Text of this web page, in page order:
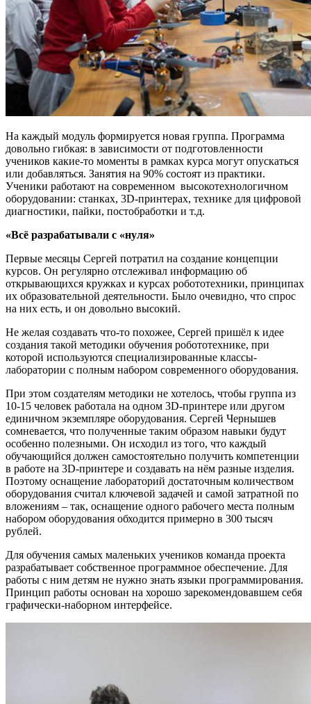
На каждый модуль формируется новая группа. Программа
довольно гибкая: в зависимости от подготовленности
учеников какие-то моменты в рамках курса могут опускаться
или добавляться. Занятия на 90% состоят из практики.
Ученики работают на современном высокотехнологичном
оборудовании: станках, 3D-принтерах, технике для цифровой
диагностики, пайки, постобработки и т.д.
«Всё разрабатывали с «нуля»
Первые месяцы Сергей потратил на создание концепции
курсов. Он регулярно отслеживал информацию об
открывающихся кружках и курсах робототехники, принципах
их образовательной деятельности. Было очевидно, что спрос
на них есть, и он довольно высокий.
Не желая создавать что-то похожее, Сергей пришёл к идее
создания такой методики обучения робототехнике, при
которой используются специализированные классы-
лаборатории с полным набором современного оборудования.
При этом создателям методики не хотелось, чтобы группа из
10-15 человек работала на одном 3D-принтере или другом
единичном экземпляре оборудования. Сергей Чернышев
сомневается, что полученные таким образом навыки будут
особенно полезными. Он исходил из того, что каждый
обучающийся должен самостоятельно получить компетенции
в работе на 3D-принтере и создавать на нём разные изделия.
Поэтому оснащение лабораторий достаточным количеством
оборудования считал ключевой задачей и самой затратной по
вложениям – так, оснащение одного рабочего места полным
набором оборудования обходится примерно в 300 тысяч
рублей.
Для обучения самых маленьких учеников команда проекта
разрабатывает собственное программное обеспечение. Для
работы с ним детям не нужно знать языки программирования.
Принцип работы основан на хорошо зарекомендовавшем себя
графически-наборном интерфейсе.